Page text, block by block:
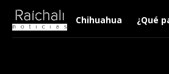
Chihuahua ¿Qué